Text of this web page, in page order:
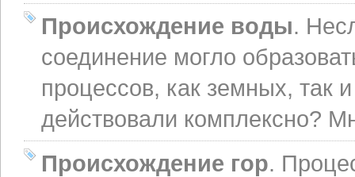
Происхождение воды.
соединение могло
процессов, как земных, так
действовали комплексно?
Происхождение гор.